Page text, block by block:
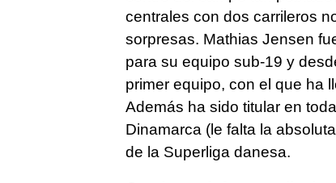
centrales con dos carrileros
sorpresas. Mathias Jensen
para su equipo sub-19 y
primer equipo, con el que ha
Además ha sido titular en
Dinamarca (le falta la
de la Superliga danesa.